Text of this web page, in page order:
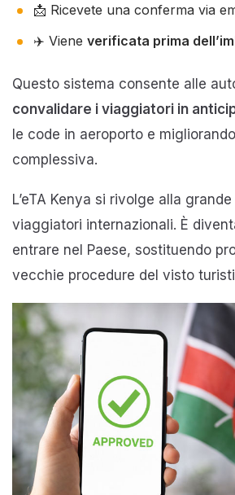
📩 Ricevete una conferma via
✈️ Viene verificata prima
Questo sistema consente alle
convalidare i viaggiatori in
le code in aeroporto e
complessiva.
L’eTA Kenya si rivolge alla
viaggiatori internazionali. È
entrare nel Paese, sostituendo
vecchie procedure del visto